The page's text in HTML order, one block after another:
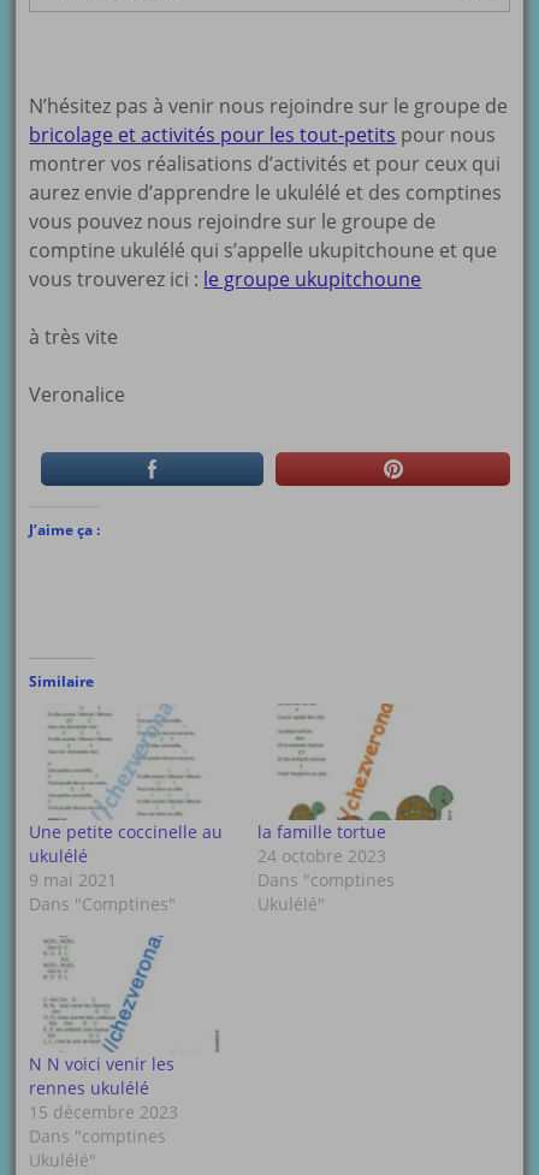
N’hésitez pas à venir nous rejoindre sur le groupe de
bricolage et activités pour les tout-petits pour nous
montrer vos réalisations d’activités et pour ceux qui
aurez envie d’apprendre le ukulélé et des comptines
vous pouvez nous rejoindre sur le groupe de
comptine ukulélé qui s’appelle ukupitchoune et que
vous trouverez ici : le groupe ukupitchoune
à très vite
Veronalice
J’aime ça :
Similaire
Une petite coccinelle au
ukulélé
9 mai 2021
Dans "Comptines"
la famille tortue
24 octobre 2023
Dans "comptines
Ukulélé"
N N voici venir les
rennes ukulélé
15 décembre 2023
Dans "comptines
Ukulélé"